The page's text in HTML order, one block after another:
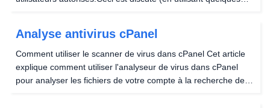
Analyse antivirus cPanel
Comment utiliser le scanner de virus dans cPanel Cet article
explique comment utiliser l'analyseur de virus dans cPanel
pour analyser les fichiers de votre compte à la recherche de